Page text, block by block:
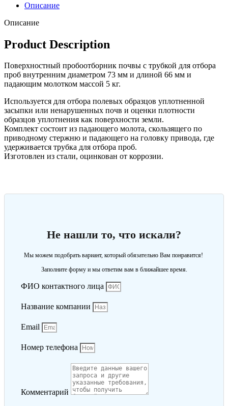
Описание
Описание
Product Description
Поверхностный пробоотборник почвы с трубкой для отбора
проб внутренним диаметром 73 мм и длиной 66 мм и
падающим молотком массой 5 ​​кг.
Используется для отбора полевых образцов уплотненной
засыпки или ненарушенных почв и оценки плотности
образцов уплотнения как поверхности земли.
Комплект состоит из падающего молота, скользящего по
приводному стержню и падающего на головку привода, где
удерживается трубка для отбора проб.
Изготовлен из стали, оцинкован от коррозии.
Не нашли то, что искали?
Мы можем подобрать вариант, который обязательно Вам понравится!
Заполните форму и мы ответим вам в ближайшее время.
ФИО контактного лица
Название компании
Email
Номер телефона
Комментарий